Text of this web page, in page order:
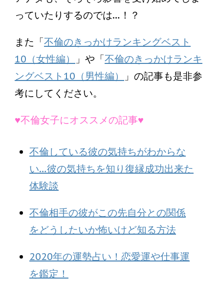
っていたりするのでは…！？
また「不倫のきっかけランキングベスト
10（女性編）
」や「不倫のきっかけランキ
ングベスト10（男性編）
」の記事も是非参
考にしてください。
♥不倫女子にオススメの記事♥
不倫している彼の気持ちがわからな
い…彼の気持ちを知り復縁成功出来た
体験談
不倫相手の彼がこの先自分との関係
をどうしたいか怖いけど知る方法
2020年の運勢占い！恋愛運や仕事運
を鑑定！